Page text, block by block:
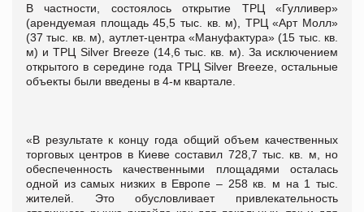
В частности, состоялось открытие ТРЦ «Гулливер»
(арендуемая площадь 45,5 тыс. кв. м), ТРЦ «Арт Молл»
(37 тыс. кв. м), аутлет-центра «Мануфактура» (15 тыс. кв.
м) и ТРЦ Silver Breeze (14,6 тыс. кв. м). За исключением
открытого в середине года ТРЦ Silver Breeze, остальные
объекты были введены в 4-м квартале.
«В результате к концу года общий объем качественных
торговых центров в Киеве составил 728,7 тыс. кв. м, но
обеспеченность качественными площадями осталась
одной из самых низких в Европе – 258 кв. м на 1 тыс.
жителей. Это обусловливает привлекательность